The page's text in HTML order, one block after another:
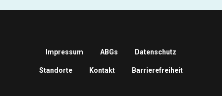
Impressum ABGs Datenschutz
Standorte Kontakt Barrierefreiheit